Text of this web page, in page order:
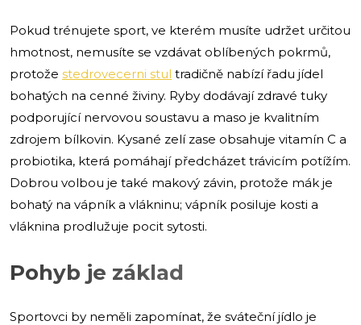
Pokud trénujete sport, ve kterém musíte udržet určitou
hmotnost, nemusíte se vzdávat oblíbených pokrmů,
protože stedrovecerni stul tradičně nabízí řadu jídel
bohatých na cenné živiny. Ryby dodávají zdravé tuky
podporující nervovou soustavu a maso je kvalitním
zdrojem bílkovin. Kysané zelí zase obsahuje vitamín C a
probiotika, která pomáhají předcházet trávicím potížím.
Dobrou volbou je také makový závin, protože mák je
bohatý na vápník a vlákninu; vápník posiluje kosti a
vláknina prodlužuje pocit sytosti.
Pohyb je základ
Sportovci by neměli zapomínat, že sváteční jídlo je